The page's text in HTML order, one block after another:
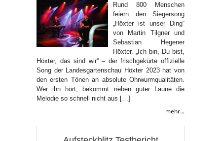
Rund 800 Menschen
feiern den Siegersong
„Höxter ist unser Ding“
von Martin Tilgner und
Sebastian Hegener
Höxter. „Ich bin, Du bist,
Höxter, das sind wir“ – der frischgekürte offizielle
Song der Landesgartenschau Höxter 2023 hat von
den ersten Tönen an absolute Ohrwurmqualitäten.
Wer ihn hört, bekommt neben guter Laune die
Melodie so schnell nicht aus […]
mehr...